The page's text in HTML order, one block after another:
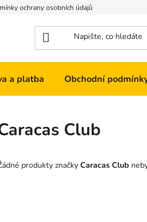
ochrany osobních údajů
a platba Obchodní
Club
produkty značkyCaracas Club